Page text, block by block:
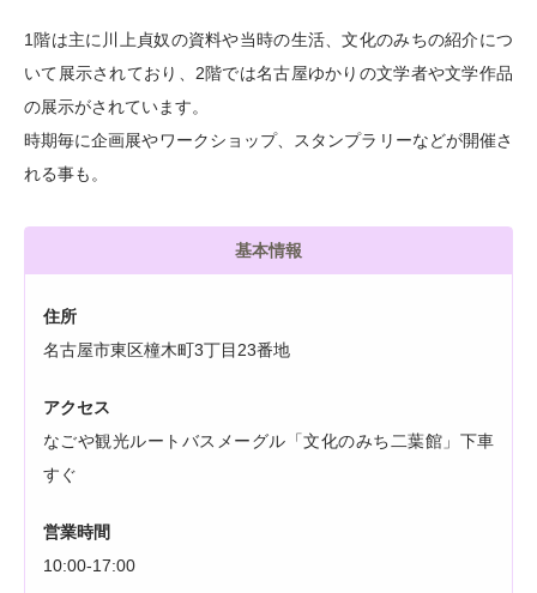
1階は主に川上貞奴の資料や当時の生活、文化のみちの紹介につ
いて展示されており、2階では名古屋ゆかりの文学者や文学作品
の展示がされています。
時期毎に企画展やワークショップ、スタンプラリーなどが開催さ
れる事も。
基本情報
住所
名古屋市東区橦木町3丁目23番地
アクセス
なごや観光ルートバスメーグル「文化のみち二葉館」下車
すぐ
営業時間
10:00-17:00